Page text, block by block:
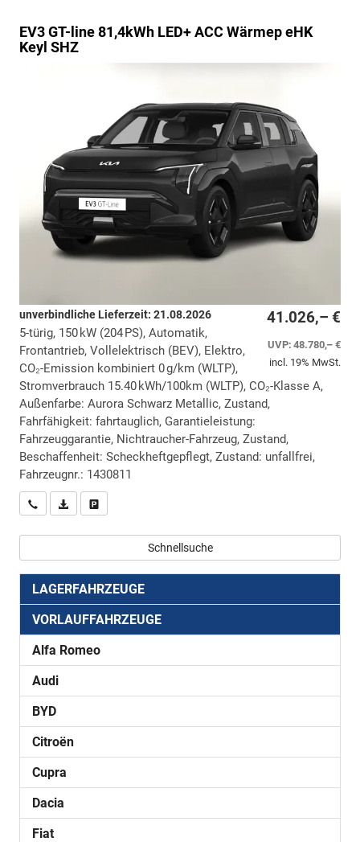
EV3GT-line 81,4kWh LED+ ACC Wärmep eHK
Keyl SHZ
41.026,– €
UVP:48.780,– €
incl. 19% MwSt.
unverbindliche Lieferzeit: 21.08.2026
5-türig, 150 kW (204 PS), Automatik,
Frontantrieb, Vollelektrisch (BEV), Elektro,
CO₂-Emission kombiniert 0 g/km (WLTP),
Stromverbrauch 15.40 kWh/100km (WLTP), CO₂-Klasse A,
Außenfarbe: Aurora Schwarz Metallic, Zustand,
Fahrfähigkeit: fahrtauglich, Garantieleistung:
Fahrzeuggarantie, Nichtraucher-Fahrzeug, Zustand,
Beschaffenheit: Scheckheftgepflegt, Zustand: unfallfrei,
Fahrzeugnr.: 1430811
Wir rufen Sie anPDF-Datei, Fahrzeugexposé drucken
Schnellsuche
LAGERFAHRZEUGE
VORLAUFFAHRZEUGE
Alfa Romeo
Audi
BYD
Citroën
Cupra
Dacia
Fiat